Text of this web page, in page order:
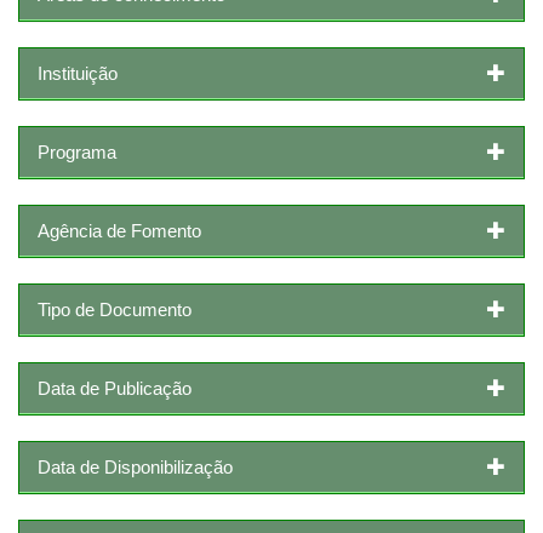
Instituição
Programa
Agência de Fomento
Tipo de Documento
Data de Publicação
Data de Disponibilização